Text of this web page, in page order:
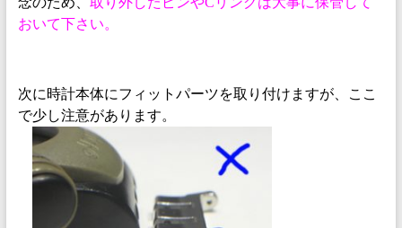
おいて下さい。
次に時計本体にフィットパーツを取り付けますが、ここ
で少し注意があります。